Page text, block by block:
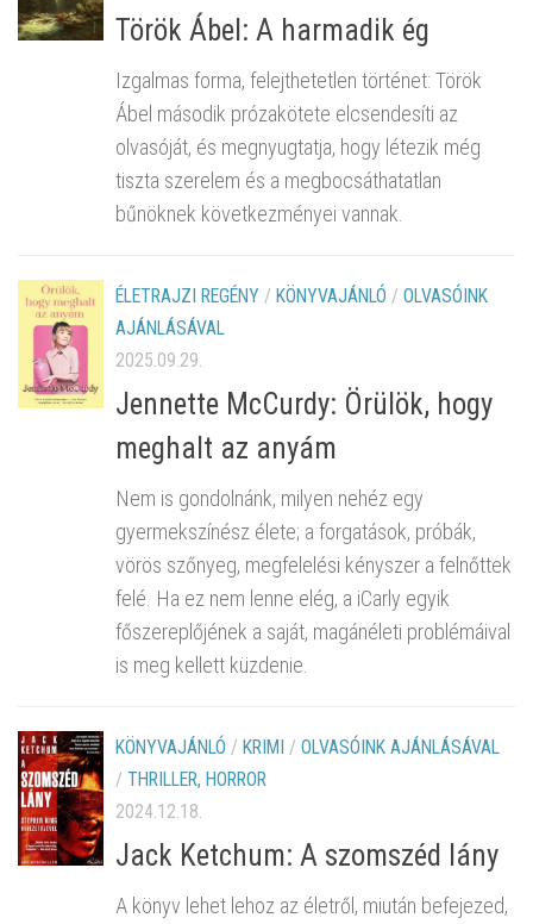
Török Ábel: A harmadik ég
Izgalmas forma, felejthetetlen történet: Török
Ábel második prózakötete elcsendesíti az
olvasóját, és megnyugtatja, hogy létezik még
tiszta szerelem és a megbocsáthatatlan
bűnöknek következményei vannak.
ÉLETRAJZI REGÉNY / KÖNYVAJÁNLÓ / OLVASÓINK
AJÁNLÁSÁVAL
2025.09.29.
Jennette McCurdy: Örülök, hogy
meghalt az anyám
Nem is gondolnánk, milyen nehéz egy
gyermekszínész élete; a forgatások, próbák,
vörös szőnyeg, megfelelési kényszer a felnőttek
felé. Ha ez nem lenne elég, a iCarly egyik
főszereplőjének a saját, magánéleti problémáival
is meg kellett küzdenie.
KÖNYVAJÁNLÓ / KRIMI / OLVASÓINK AJÁNLÁSÁVAL
/ THRILLER, HORROR
2024.12.18.
Jack Ketchum: A szomszéd lány
A könyv lehet lehoz az életről, miután befejezed,